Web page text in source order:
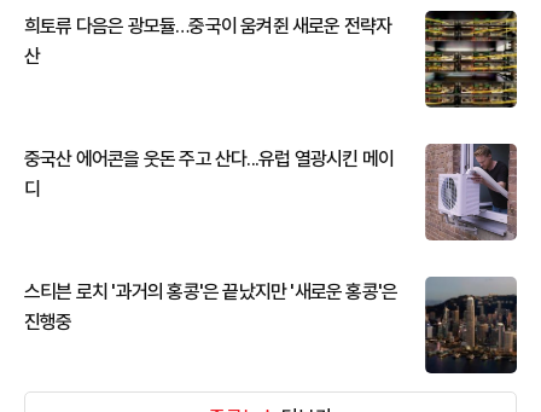
희토류 다음은 광모듈…중국이 움켜쥔 새로운 전략자
산
중국산 에어콘을 웃돈 주고 산다...유럽 열광시킨 메이
디
스티븐 로치 '과거의 홍콩'은 끝났지만 '새로운 홍콩'은
진행중